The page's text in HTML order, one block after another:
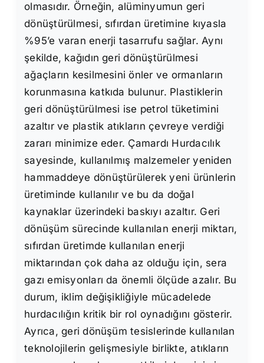
olmasıdır. Örneğin, alüminyumun geri
dönüştürülmesi, sıfırdan üretimine kıyasla
%95’e varan enerji tasarrufu sağlar. Aynı
şekilde, kağıdın geri dönüştürülmesi
ağaçların kesilmesini önler ve ormanların
korunmasına katkıda bulunur. Plastiklerin
geri dönüştürülmesi ise petrol tüketimini
azaltır ve plastik atıkların çevreye verdiği
zararı minimize eder. Çamardı Hurdacılık
sayesinde, kullanılmış malzemeler yeniden
hammaddeye dönüştürülerek yeni ürünlerin
üretiminde kullanılır ve bu da doğal
kaynaklar üzerindeki baskıyı azaltır. Geri
dönüşüm sürecinde kullanılan enerji miktarı,
sıfırdan üretimde kullanılan enerji
miktarından çok daha az olduğu için, sera
gazı emisyonları da önemli ölçüde azalır. Bu
durum, iklim değişikliğiyle mücadelede
hurdacılığın kritik bir rol oynadığını gösterir.
Ayrıca, geri dönüşüm tesislerinde kullanılan
teknolojilerin gelişmesiyle birlikte, atıkların